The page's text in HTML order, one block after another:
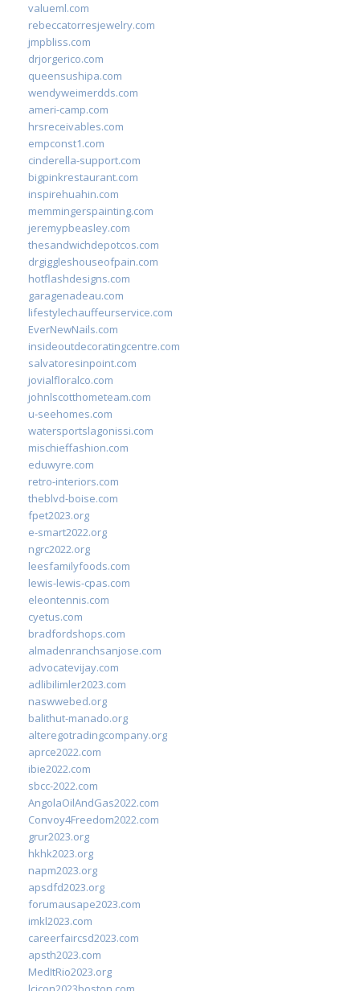
valueml.com
rebeccatorresjewelry.com
jmpbliss.com
drjorgerico.com
queensushipa.com
wendyweimerdds.com
ameri-camp.com
hrsreceivables.com
empconst1.com
cinderella-support.com
bigpinkrestaurant.com
inspirehuahin.com
memmingerspainting.com
jeremypbeasley.com
thesandwichdepotcos.com
drgiggleshouseofpain.com
hotflashdesigns.com
garagenadeau.com
lifestylechauffeurservice.com
EverNewNails.com
insideoutdecoratingcentre.com
salvatoresinpoint.com
jovialfloralco.com
johnlscotthometeam.com
u-seehomes.com
watersportslagonissi.com
mischieffashion.com
eduwyre.com
retro-interiors.com
theblvd-boise.com
fpet2023.org
e-smart2022.org
ngrc2022.org
leesfamilyfoods.com
lewis-lewis-cpas.com
eleontennis.com
cyetus.com
bradfordshops.com
almadenranchsanjose.com
advocatevijay.com
adlibilimler2023.com
naswwebed.org
balithut-manado.org
alteregotradingcompany.org
aprce2022.com
ibie2022.com
sbcc-2022.com
AngolaOilAndGas2022.com
Convoy4Freedom2022.com
grur2023.org
hkhk2023.org
napm2023.org
apsdfd2023.org
forumausape2023.com
imkl2023.com
careerfaircsd2023.com
apsth2023.com
MedItRio2023.org